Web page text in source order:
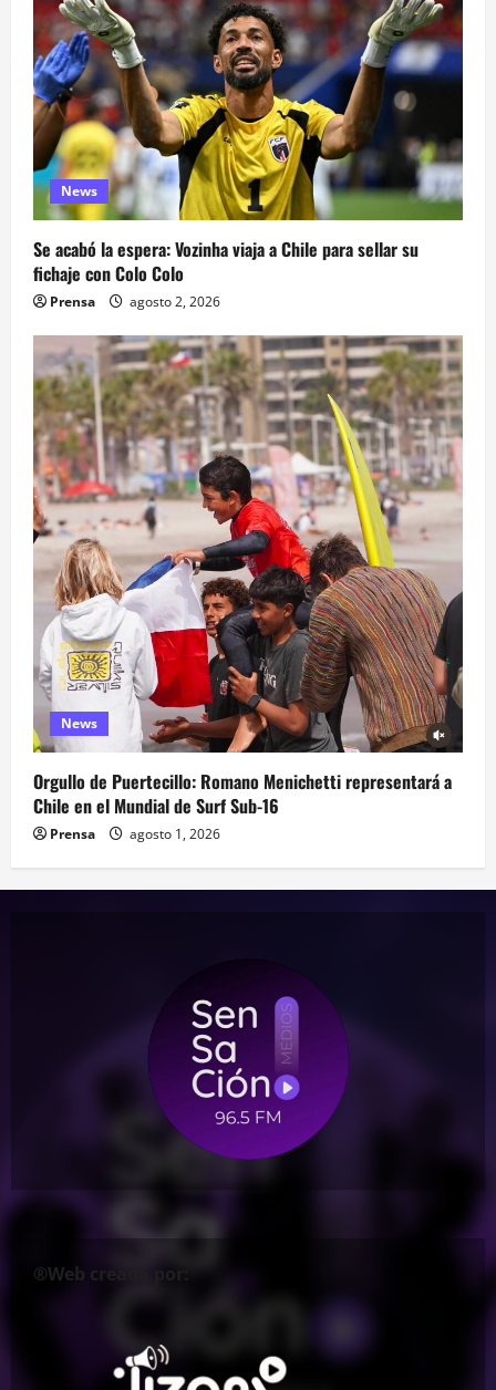
News
Se acabó la espera: Vozinha viaja a Chile para sellar su
fichaje con Colo Colo
Prensa agosto 2, 2026
News
Orgullo de Puertecillo: Romano Menichetti representará a
Chile en el Mundial de Surf Sub-16
Prensa agosto 1, 2026
®Web creada por: